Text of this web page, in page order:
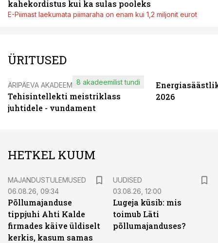
kahekordistus kui ka sulas pooleks
E-Piimast laekumata piimaraha on enam kui 1,2 miljonit eurot
ÜRITUSED
ÄRIPÄEVA AKADEEMIA
Tehisintellekti meistriklass
juhtidele - vundament
8 akadeemilist tundi
2026
HETKEL KUUM
MAJANDUSTULEMUSED
06.08.26, 09:34
Põllumajanduse
tippjuhi Ahti Kalde
firmades käive üldiselt
kerkis, kasum samas
UUDISED
03.08.26, 12:00
Lugeja küsib: mis
toimub Läti
põllumajanduses?